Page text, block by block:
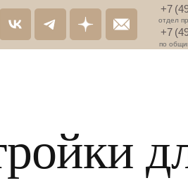
отдел
по
+7
+7